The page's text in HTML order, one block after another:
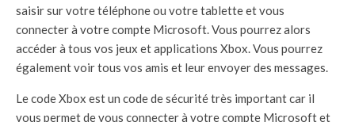
saisir sur votre téléphone ou votre tablette et vous
connecter à votre compte Microsoft. Vous pourrez alors
accéder à tous vos jeux et applications Xbox. Vous pourrez
également voir tous vos amis et leur envoyer des messages.
Le code Xbox est un code de sécurité très important car il
vous permet de vous connecter à votre compte Microsoft et